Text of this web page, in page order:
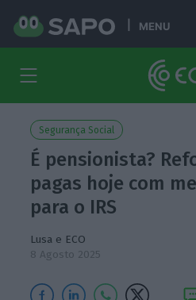
MENU
Segurança Social
É pensionista?
pagas hoje com
para o IRS
Lusa e ECO
8 Agosto 2025